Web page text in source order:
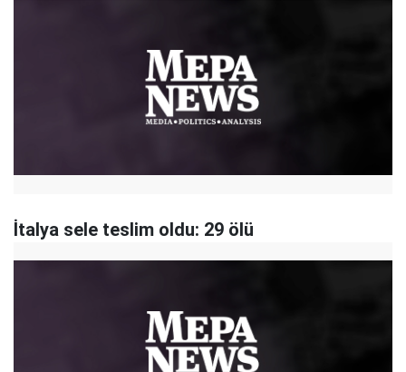
İtalya sele teslim oldu: 29 ölü